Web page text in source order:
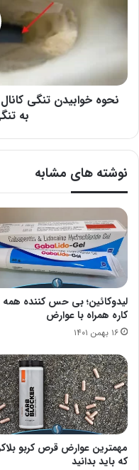
کانال
نخاعی؛
چگونگی
سریع
مبتلا
نخاعی
نحوه خوابیدن تنگی
به
نوشته های مشابه
لیدوکائین؛ بی حس کننده همه
کاره همراه با عوارض
۱۶ بهمن ۱۴۰۱
مهمترین عوارض قرص‌ کربو
که باید بدانید